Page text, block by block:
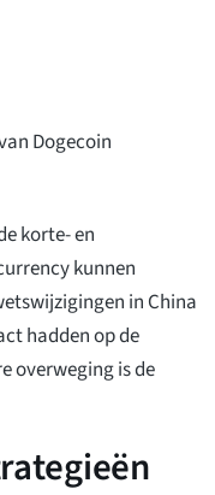
Dogecoin
korte- en
kunnen
in China
hadden op de
overweging is de